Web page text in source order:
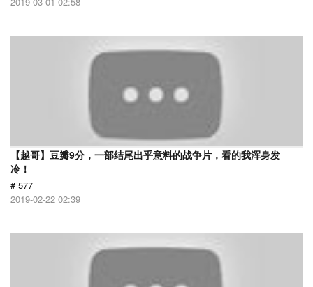
【越哥】豆瓣9分，一部结尾出乎意料的战争片，看的我浑身发
冷！
# 577
2019-02-22 02:39